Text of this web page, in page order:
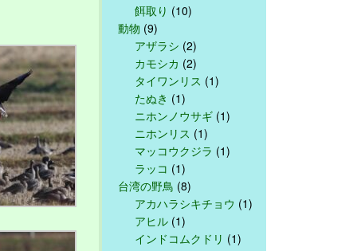
餌取り (10)
動物 (9)
アザラシ (2)
カモシカ (2)
タイワンリス (1)
たぬき (1)
ニホンノウサギ (1)
ニホンリス (1)
マッコウクジラ (1)
ラッコ (1)
台湾の野鳥 (8)
アカハラシキチョウ (1)
アヒル (1)
インドコムクドリ (1)